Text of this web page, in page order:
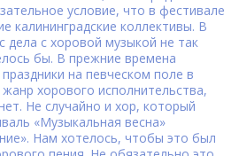
условие, что в фестивале
калининградские коллективы. В
дела с хоровой музыкой не так
бы. В прежние времена
на певческом поле в
хорового исполнительства,
Не случайно и хор, который
«Музыкальная весна»
Нам хотелось, чтобы это был